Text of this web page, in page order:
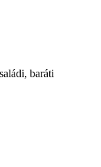
és kerekedjen